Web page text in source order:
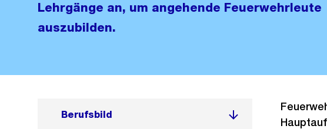
Lehrgänge an, um angehende Feuerwehrleute
auszubilden.
Berufsbild